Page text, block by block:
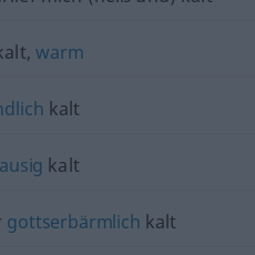
warm
kalt
kalt
gottserbärmlich kalt